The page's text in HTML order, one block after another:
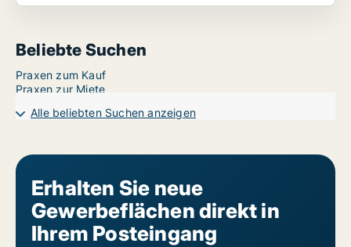
Beliebte Suchen
Praxen zum Kauf
Praxen zur Miete
Alle beliebten Suchen anzeigen
Erhalten Sie neue
Gewerbeflächen direkt in
Ihrem Posteingang